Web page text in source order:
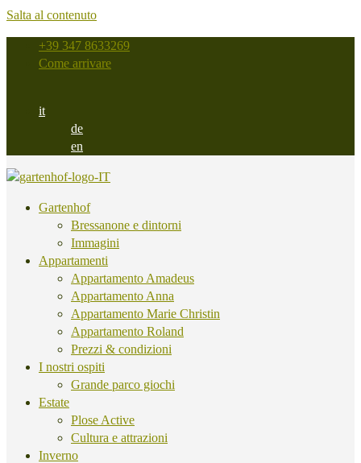
Salta al contenuto
+39 347 8633269
Come arrivare
it
de
en
Gartenhof
Bressanone e dintorni
Immagini
Appartamenti
Appartamento Amadeus
Appartamento Anna
Appartamento Marie Christin
Appartamento Roland
Prezzi & condizioni
I nostri ospiti
Grande parco giochi
Estate
Plose Active
Cultura e attrazioni
Inverno